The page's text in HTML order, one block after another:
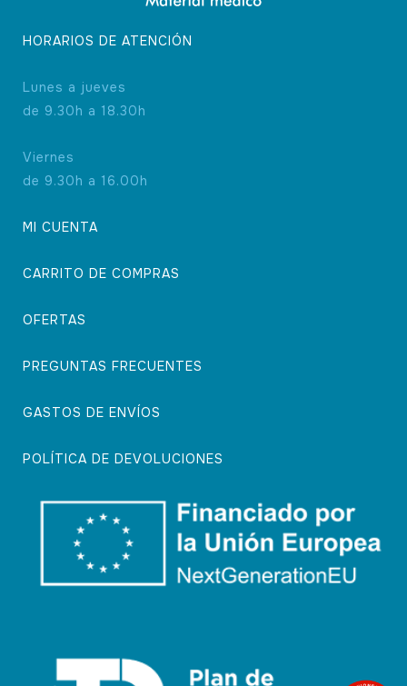
HORARIOS DE ATENCIÓN
Lunes a jueves
de 9.30h a 18.30h
Viernes
de 9.30h a 16.00h
MI CUENTA
CARRITO DE COMPRAS
OFERTAS
PREGUNTAS FRECUENTES
GASTOS DE ENVÍOS
POLÍTICA DE DEVOLUCIONES